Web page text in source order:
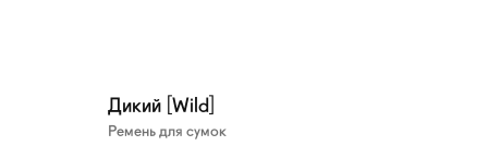
Дикий [Wild]
Ремень для сумок